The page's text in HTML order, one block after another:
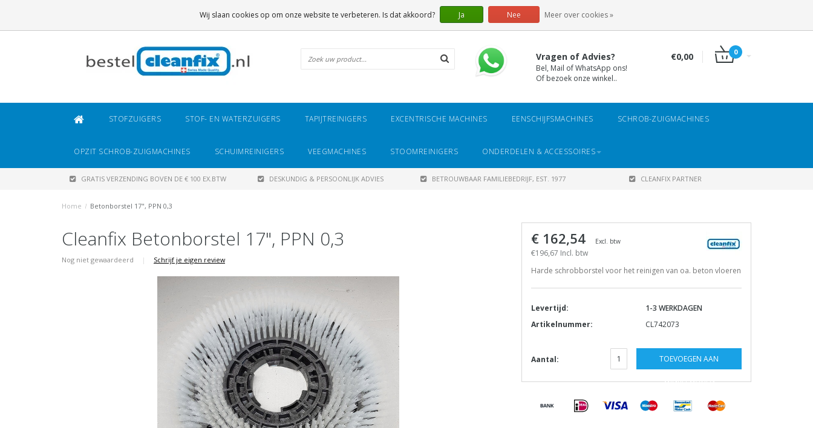
Vragen of Advies?
Bel, Mail of WhatsApp ons!
Of bezoek onze winkel..
€0,00 0
STOFZUIGERS STOF- EN WATERZUIGERS TAPIJTREINIGERS EXCENTRISCHE MACHINES EENSCHIJFSMACHINES SCHROB-ZUIGMACHINES
OPZIT SCHROB-ZUIGMACHINES SCHUIMREINIGERS VEEGMACHINES STOOMREINIGERS ONDERDELEN & ACCESSOIRES
GRATIS VERZENDING BOVEN DE € 100 EX.BTW DESKUNDIG & PERSOONLIJK ADVIES BETROUWBAAR FAMILIEBEDRIJF, EST. 1977 CLEANFIX PARTNER
Home / Betonborstel 17", PPN 0,3
Cleanfix Betonborstel 17", PPN 0,3
Nog niet gewaardeerd | Schrijf je eigen review
€ 162,54 Excl. btw
€196,67 Incl. btw
Harde schrobborstel voor het reinigen van oa. beton vloeren
Levertijd:
1-3 WERKDAGEN
Artikelnummer:
CL742073
Aantal: TOEVOEGEN AAN
WINKELWAGEN
Wij slaan cookies op om onze website te verbeteren. Is dat akkoord? Ja Nee Meer over cookies »